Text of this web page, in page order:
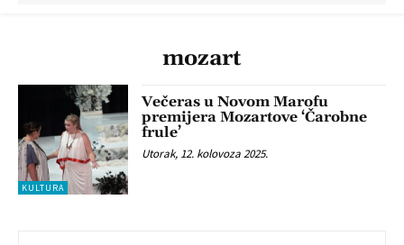
mozart
KULTURA
Večeras u Novom Marofu
premijera Mozartove ‘Čarobne
frule’
Utorak, 12. kolovoza 2025.